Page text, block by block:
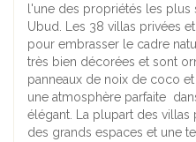
l'une des propriétés les
Ubud. Les 38 villas privées
pour embrasser le cadre
très bien décorées et sont
panneaux de noix de coco
une atmosphère parfaite
élégant. La plupart des
des grands espaces et une